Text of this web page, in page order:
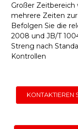
Großer Zeitbereich
mehrere Zeiten zur
Befolgen Sie die
2008 und JB/T
Streng nach
Kontrollen
KONTAKTIEREN